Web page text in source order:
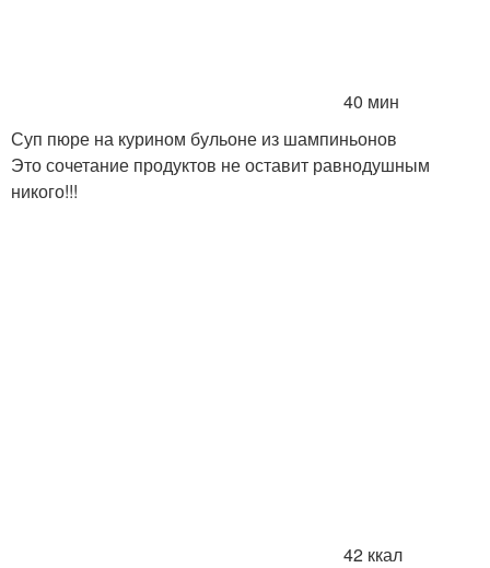
40 мин
Суп пюре на курином бульоне из шампиньонов
Это сочетание продуктов не оставит равнодушным
никого!!!
42 ккал